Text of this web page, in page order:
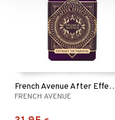
French Avenue After
FRENCH AVENUE